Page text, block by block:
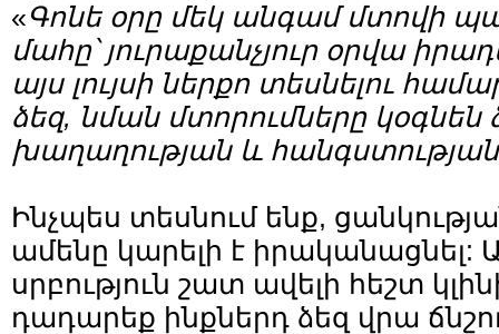
«Գոնե օրը մեկ անգամ մտովի
մահը՝ յուրաքանչյուր օրվա
այս լույսի ներքո տեսնելու
ձեզ, նման մտորումները կօգնեն
խաղաղության և
Ինչպես տեսնում ենք,
ամենը կարելի է
սրբություն շատ ավելի հեշտ
դադարեք ինքներդ ձեզ վրա